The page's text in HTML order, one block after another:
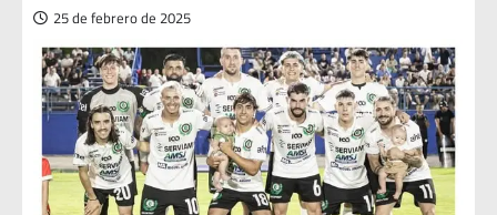
25 de febrero de 2025